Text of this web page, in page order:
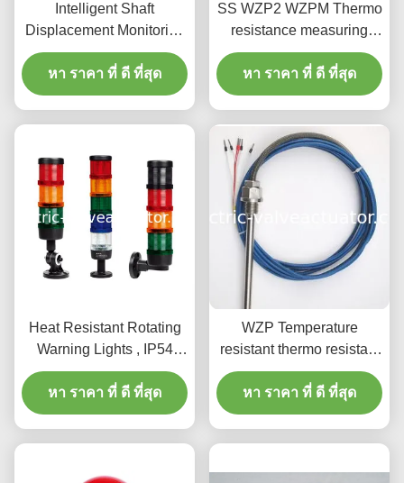
Intelligent Shaft
Displacement Monitoring
Device Monitor Shaft
Axial Displacement Of
Hydraulic Generator
หา ราคา ที่ ดี ที่สุด
SS WZP2 WZPM Thermo
resistance measuring
temperature of generator
bearing pad PT100
PT1000
หา ราคา ที่ ดี ที่สุด
Heat Resistant Rotating
Warning Lights , IP54
Digital Speed Indicator
หา ราคา ที่ ดี ที่สุด
WZP Temperature
resistant thermo resistant
PT100 Pt50 temperature
sensor
หา ราคา ที่ ดี ที่สุด